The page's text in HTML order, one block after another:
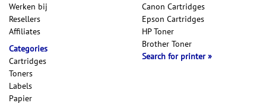
Werken bij
Resellers
Affiliates
Categories
Cartridges
Toners
Labels
Papier
Canon Cartridges
Epson Cartridges
HP Toner
Brother Toner
Search for printer